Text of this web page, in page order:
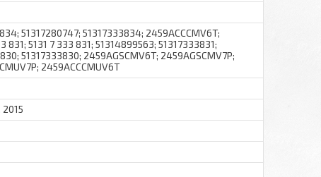
51317280747; 51317333834; 2459ACCCMV6T;
831; 5131 7 333 831; 51314899563; 51317333831;
51317333830; 2459AGSCMV6T; 2459AGSCMV7P;
2459ACCCMUV6T
2015